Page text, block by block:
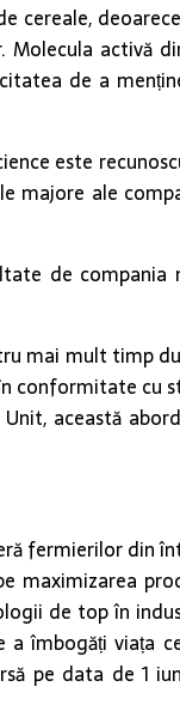
de a
este
majore ale
de
mai mult timp
cu
această
fermierilor
de top în
îmbogăți viața
pe data de 1